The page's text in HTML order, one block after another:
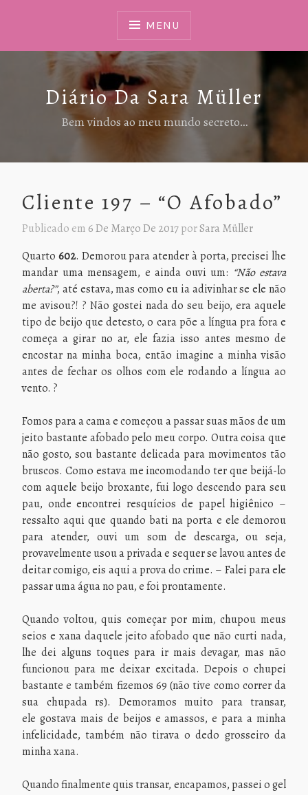
MENU
Diário Da Sara Müller
Bem vindos ao meu mundo secreto…
Cliente 197 – “O Afobado”
Publicado em 6 De Março De 2017porSara Müller
Quarto 602. Demorou para atender à porta, precisei lhe
mandar uma mensagem, e ainda ouvi um: “Não estava
aberta?”, até estava, mas como eu ia adivinhar se ele não
me avisou?! ? Não gostei nada do seu beijo, era aquele
tipo de beijo que detesto, o cara põe a língua pra fora e
começa a girar no ar, ele fazia isso antes mesmo de
encostar na minha boca, então imagine a minha visão
antes de fechar os olhos com ele rodando a língua ao
vento. ?
Fomos para a cama e começou a passar suas mãos de um
jeito bastante afobado pelo meu corpo. Outra coisa que
não gosto, sou bastante delicada para movimentos tão
bruscos. Como estava me incomodando ter que beijá-lo
com aquele beijo broxante, fui logo descendo para seu
pau, onde encontrei resquícios de papel higiênico –
ressalto aqui que quando bati na porta e ele demorou
para atender, ouvi um som de descarga, ou seja,
provavelmente usou a privada e sequer se lavou antes de
deitar comigo, eis aqui a prova do crime. – Falei para ele
passar uma água no pau, e foi prontamente.
Quando voltou, quis começar por mim, chupou meus
seios e xana daquele jeito afobado que não curti nada,
lhe dei alguns toques para ir mais devagar, mas não
funcionou para me deixar excitada. Depois o chupei
bastante e também fizemos 69 (não tive como correr da
sua chupada rs). Demoramos muito para transar,
ele gostava mais de beijos e amassos, e para a minha
infelicidade, também não tirava o dedo grosseiro da
minha xana.
Quando finalmente quis transar, encapamos, passei o gel